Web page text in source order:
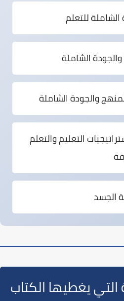
الشاملة للتعلم
والجودة الشاملة
والجودة الشاملة
التعليم والتعلم
الجسد
التي يغطيها الكتاب